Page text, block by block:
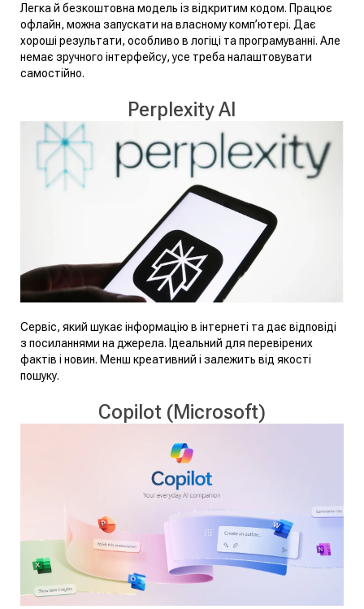
Легка й безкоштовна модель із відкритим кодом. Працює
офлайн, можна запускати на власному комп’ютері. Дає
хороші результати, особливо в логіці та програмуванні. Але
немає зручного інтерфейсу, усе треба налаштовувати
самостійно.
Perplexity AI
Сервіс, який шукає інформацію в інтернеті та дає відповіді
з посиланнями на джерела. Ідеальний для перевірених
фактів і новин. Менш креативний і залежить від якості
пошуку.
Copilot (Microsoft)